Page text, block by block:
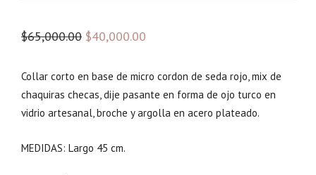
$65,000.00 E
p
r
e
i
$40,000.00
p
r
e
Collar corto en base de micro cordon de seda rojo, mix de
chaquiras checas, dije pasante en forma de ojo turco en
vidrio artesanal, broche y argolla en acero plateado.
MEDIDAS: Largo 45 cm.